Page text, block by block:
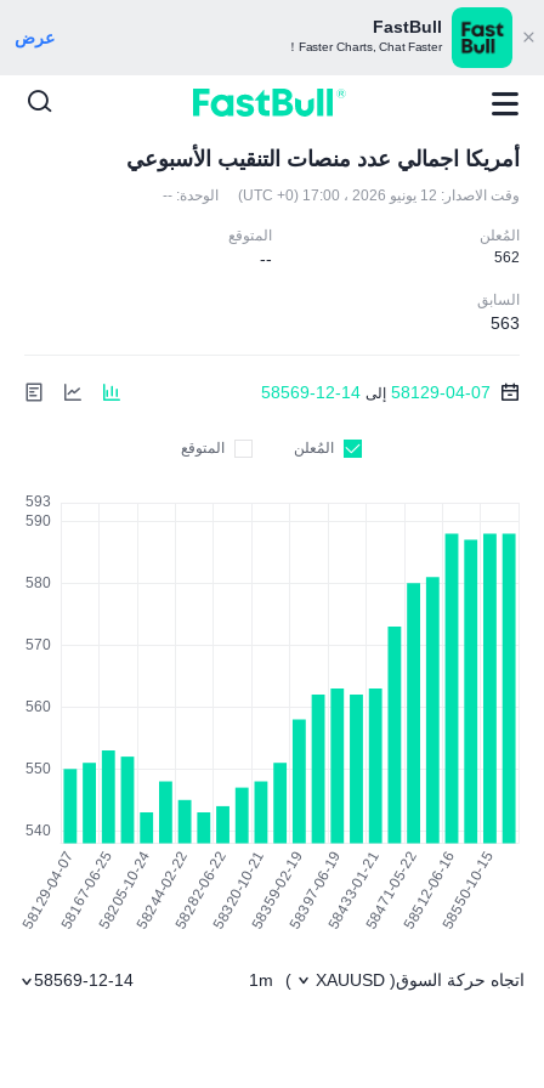
FastBull
Faster Charts, Chat Faster！ عرض
أمريكا اجمالي عدد منصات التنقيب الأسبوعي
وقت الاصدار: 12 يونيو 2026 ، 17:00 (UTC +0) الوحدة: --
المُعلن
562
المتوقع
--
السابق
563
58129-04-07 إلى 58569-12-14
المُعلن المتوقع
اتجاه حركة السوق(
XAUUSD
)
1m
58569-12-14